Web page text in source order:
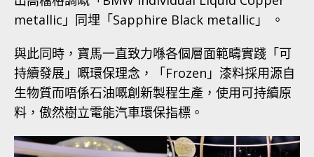
metallic」同埋「Sapphire Black metallic」 。
與此同時，寶馬一直致力喺各個層面範疇實踐「可
持續發展」嘅環保理念，「Frozen」漆料採用源自
生物質而唔係石油嘅創新製程生產，使用可持續原
料，傲然樹立電能汽車環保指標。